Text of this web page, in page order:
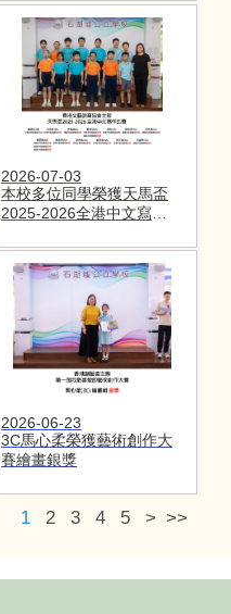
2026-07-03
本校多位同學榮獲天馬盃
2025-2026全港中文寫作比
2026-06-23
3C馬心柔榮獲藝術創作大
賽繪畫銀獎
1 2 3 4 5 > >>